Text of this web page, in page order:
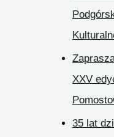
XXV
35 lat